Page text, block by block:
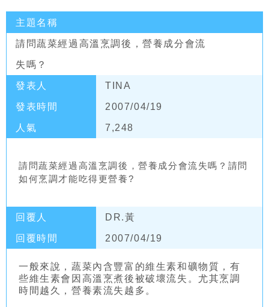
主題名稱
請問蔬菜經過高溫烹調後，營養成分會流
失嗎？
發表人 TINA
發表時間 2007/04/19
人氣 7,248
請問蔬菜經過高溫烹調後，營養成分會流失嗎？請問
如何烹調才能吃得更營養?
回覆人 DR.黃
回覆時間 2007/04/19
一般來說，蔬菜內含豐富的維生素和礦物質，有
些維生素會因高溫烹煮後被破壞流失。尤其烹調
時間越久，營養素流失越多。